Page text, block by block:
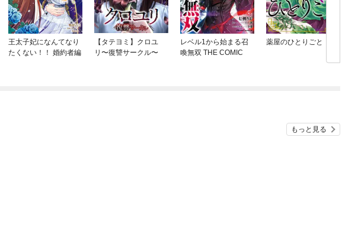
王太子妃になんてなり
たくない！！ 婚約者編
【タテヨミ】クロユ
リ〜復讐サークル〜
レベル1から始まる召
喚無双 THE COMIC
薬屋のひとりごと
もっと見る